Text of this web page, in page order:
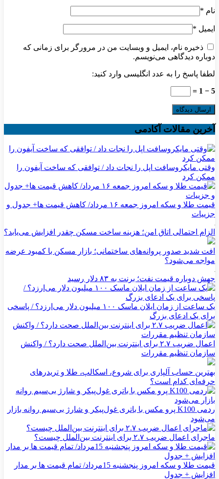
نام *
ایمیل *
ذخیره نام، ایمیل و وبسایت من در مرورگر برای زمانی که
دوباره دیدگاهی می‌نویسم.
لطفا پاسخ را به عدد انگلیسی وارد کنید:
5 − 1 =
آخرین مقالات آکادمی
وقتی مایکروسافت اپل را نجات داد / توافقی که ساخت آیفون را
ممکن کرد
قیمت طلا و سکه امروز جمعه ۱۶ مرداد/ کاهش قیمت ها+ جدول و
جزییات
الزام احتمالی اتاق امن؛ هزینه ساخت مسکن چقدر افزایش می‌یابد؟
افت شدید صدور پروانه‌های ساختمانی؛ بازار مسکن با کمبود عرضه
مواجه می‌شود؟
جهش دوباره قیمت نفت؛ برنت به ۸۳ دلار رسید
یک ساعت از زمان ایلان ماسک ۱۰۰ میلیون دلار می‌ارزد؟ / پاسخی
برای یک ادعای بزرگ
اعمال ضریب ۲.۷ برای اینترنت بین‌الملل صحت دارد؟ / واکنش
سازمان تنظیم مقررات
بهترین حساب آلپاری برای شروع، اسکالپ، طلا و تریدرهای
حرفه‌ای کدام است؟
ردمی K100 پرو مکس با باتری غول‌پیکر و شارژ بی‌سیم روانه بازار
می‌شود
ماجرای اعمال ضریب ۲.۷ برای اینترنت بین‌الملل چیست؟
قیمت طلا و سکه امروز پنجشنبه 15مرداد/ تمام قیمت ها بر مدار
افزایش + جدول